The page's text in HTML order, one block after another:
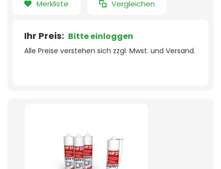
Merkliste Vergleichen
Ihr Preis: Bitte einloggen
Alle Preise verstehen sich zzgl. Mwst. und Versand.